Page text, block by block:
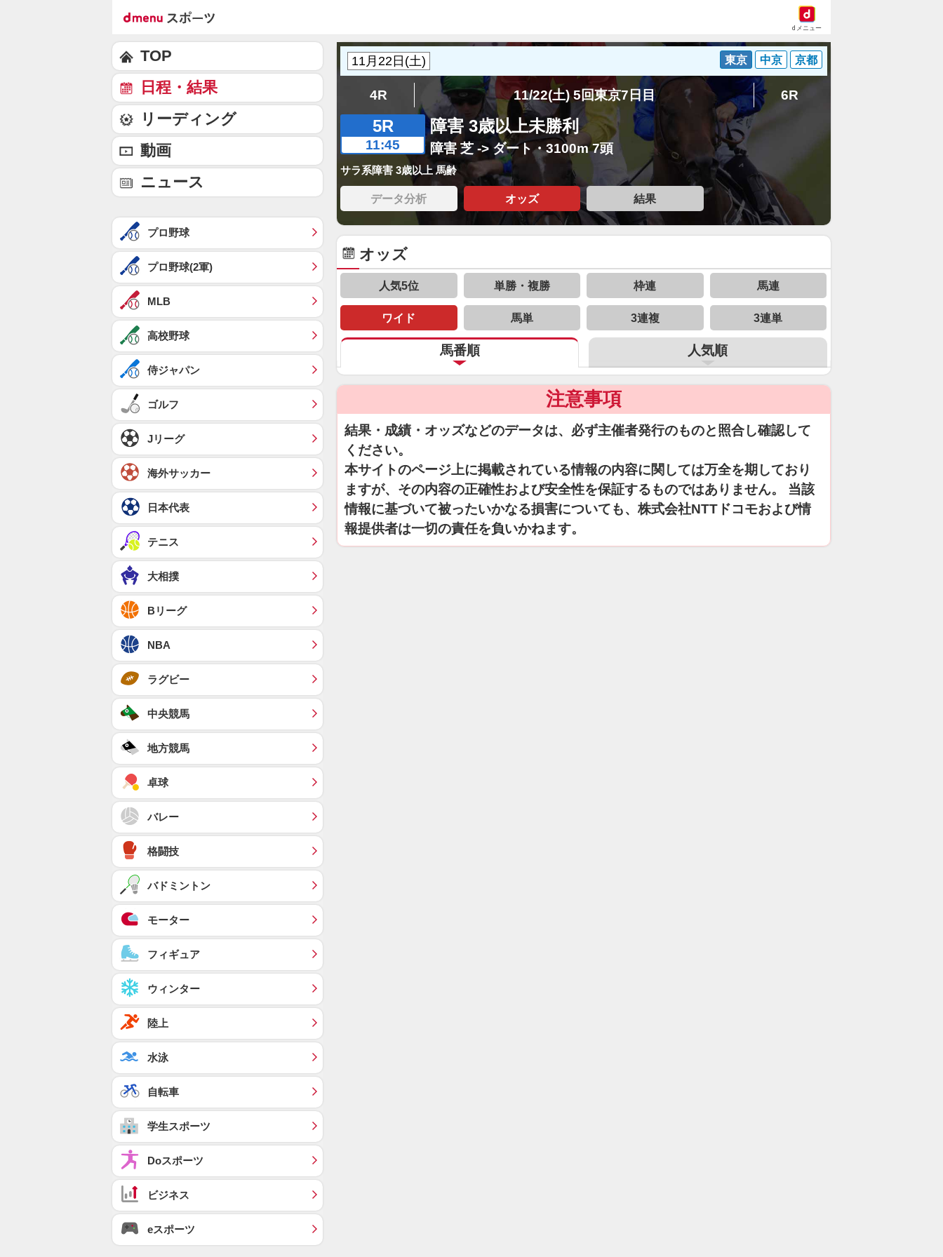
dメニュー
東京 中京 京都
4R 11/22(土) 5回東京7日目 6R
5R
11:45
障害 3歳以上未勝利
障害 芝 -> ダート・3100m 7頭
サラ系障害 3歳以上 馬齢
データ分析 オッズ 結果
オッズ
人気5位 単勝・複勝 枠連 馬連
ワイド 馬単 3連複 3連単
馬番順 人気順
注意事項
結果・成績・オッズなどのデータは、必ず主催者発行のものと照合し確認して
ください。
本サイトのページ上に掲載されている情報の内容に関しては万全を期しており
ますが、その内容の正確性および安全性を保証するものではありません。 当該
情報に基づいて被ったいかなる損害についても、株式会社NTTドコモおよび情
報提供者は一切の責任を負いかねます。
TOP
日程・結果
リーディング
動画
ニュース
プロ野球
プロ野球(2軍)
MLB
高校野球
侍ジャパン
ゴルフ
Jリーグ
海外サッカー
日本代表
テニス
大相撲
Bリーグ
NBA
ラグビー
中央競馬
地方競馬
卓球
バレー
格闘技
バドミントン
モーター
フィギュア
ウィンター
陸上
水泳
自転車
学生スポーツ
Doスポーツ
ビジネス
eスポーツ